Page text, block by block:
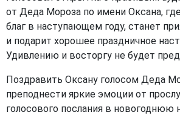
от Деда Мороза по имени Оксана,
благ в наступающем году, станет
и подарит хорошее праздничное
Удивлению и восторгу не будет
Поздравить Оксану голосом Деда
преподнести яркие эмоции от
голосового послания в новогоднюю